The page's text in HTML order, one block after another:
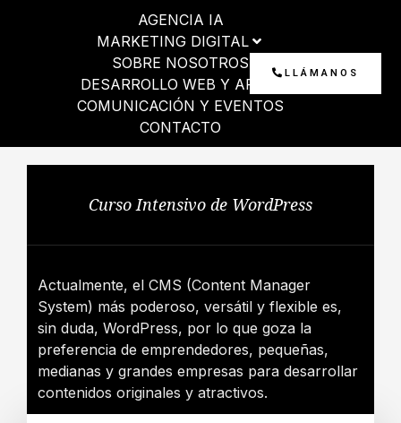
AGENCIA IA
MARKETING DIGITAL
SOBRE NOSOTROS
DESARROLLO WEB Y APP
COMUNICACIÓN Y EVENTOS
CONTACTO
LLÁMANOS
Curso Intensivo de WordPress
Actualmente, el CMS (Content Manager
System) más poderoso, versátil y flexible es,
sin duda, WordPress, por lo que goza la
preferencia de emprendedores, pequeñas,
medianas y grandes empresas para desarrollar
contenidos originales y atractivos.